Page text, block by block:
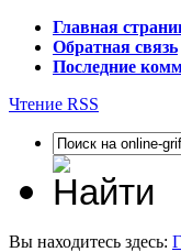
Главная
Обратная связь
Последние
Чтение RSS
Вы находитесь здесь: